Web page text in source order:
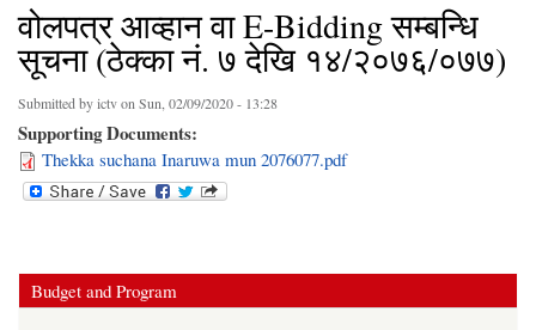
वोलपत्र आव्हान वा E-Bidding सम्बन्धि
सूचना (ठेक्का नं. ७ देखि १४/२०७६/०७७)
Submitted byictvon Sun, 02/09/2020 - 13:28
Supporting Documents:
Thekka suchana Inaruwa mun 2076077.pdf
Budget and Program